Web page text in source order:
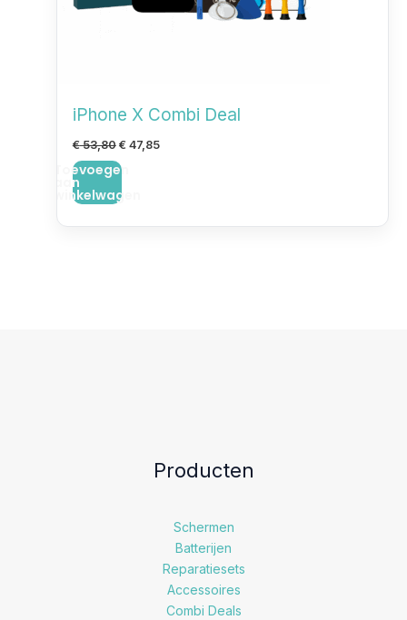
iPhone X Combi Deal
€53,80 € 47,85
Toevoegen
aan
winkelwagen
Producten
Schermen
Batterijen
Reparatiesets
Accessoires
Combi Deals